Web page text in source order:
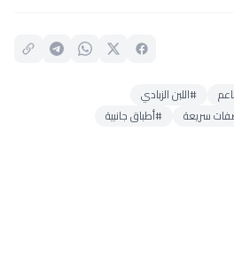
#اللبن الزبادي
سريعة #أطباق جانبية